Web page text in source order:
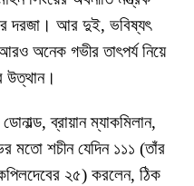
দরজা। আর দুই, ভবিষ্যৎ
আরও অনেক গভীর তাৎপর্য নিয়ে
উত্থান।
ডোনাল্ড, ব্রায়ান ম্যাকমিলান,
মতো শচীন যেদিন ১১১ (তাঁর
২৫) করলেন, ঠিক